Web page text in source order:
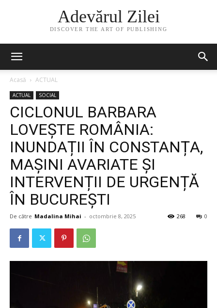
Adevărul Zilei
DISCOVER THE ART OF PUBLISHING
Acasă ACTUAL
ACTUAL SOCIAL
CICLONUL BARBARA
LOVEȘTE ROMÂNIA:
INUNDAȚII ÎN CONSTANȚA,
MAȘINI AVARIATE ȘI
INTERVENȚII DE URGENȚĂ
ÎN BUCUREȘTI
De către Madalina Mihai - octombrie 8, 2025 0
268